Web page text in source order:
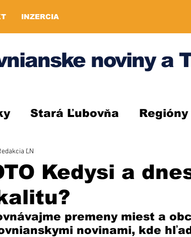
INZERCIA
noviny a
Stará Ľubovňa Regióny
Kedysi a
ĽN
premeny miest a
novinami, kde